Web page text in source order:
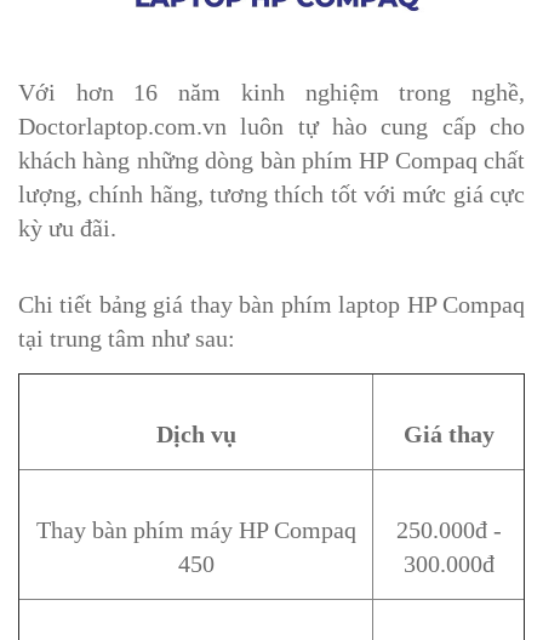
Với hơn 16 năm kinh nghiệm trong nghề,
Doctorlaptop.com.vn luôn tự hào cung cấp cho
khách hàng những dòng bàn phím HP Compaq chất
lượng, chính hãng, tương thích tốt với mức giá cực
kỳ ưu đãi.
Chi tiết bảng giá thay bàn phím laptop HP Compaq
tại trung tâm như sau:
Dịch vụ Giá thay
Thay bàn phím máy HP Compaq
450
250.000đ -
300.000đ